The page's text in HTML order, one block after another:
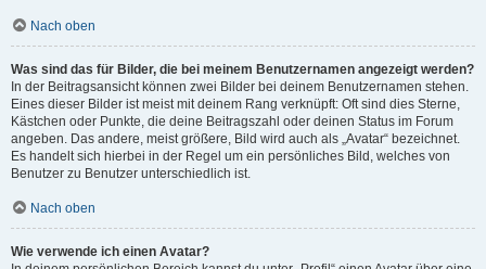
Nach oben
Was sind das für Bilder, die bei meinem Benutzernamen angezeigt werden?
In der Beitragsansicht können zwei Bilder bei deinem Benutzernamen stehen.
Eines dieser Bilder ist meist mit deinem Rang verknüpft: Oft sind dies Sterne,
Kästchen oder Punkte, die deine Beitragszahl oder deinen Status im Forum
angeben. Das andere, meist größere, Bild wird auch als „Avatar“ bezeichnet.
Es handelt sich hierbei in der Regel um ein persönliches Bild, welches von
Benutzer zu Benutzer unterschiedlich ist.
Nach oben
Wie verwende ich einen Avatar?